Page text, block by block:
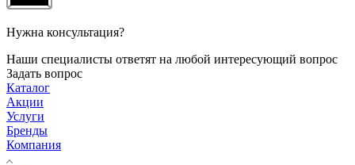
Нужна консультация?
Наши специалисты ответят на любой интересующий вопрос
Задать вопрос
Каталог
Акции
Услуги
Бренды
Компания